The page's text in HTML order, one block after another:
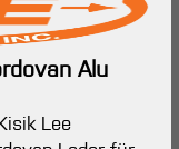
Alu
Lee